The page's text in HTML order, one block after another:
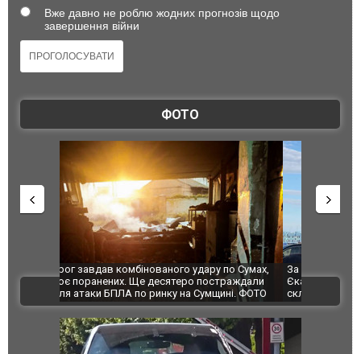
Вже давно не роблю жодних прогнозів щодо
завершення війни
ФОТО
За 2000 кілометрів від кордону з Україною: в
Єкатеринбурзі після атаки дронів загорівся
склад Wildberries. ФОТО. ВІДЕО
"Мої
ВІДЕО